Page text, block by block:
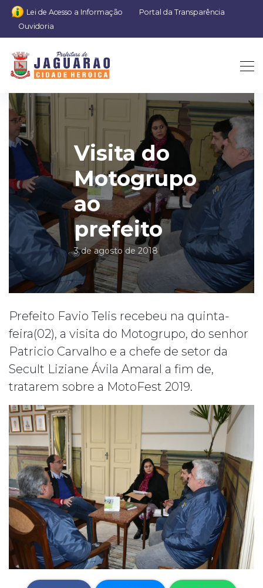
Lei de Acesso a Informação
Portal da Transparência
Ouvidoria
Visita do
Motogrupo
ao
prefeito
3 de agosto de 2018
Prefeito Favio Telis recebeu na quinta-
feira(02), a visita do Motogrupo, do senhor
Patricio Carvalho e a chefe de setor da
Secult Liziane Ávila Amaral a fim de,
tratarem sobre a MotoFest 2019.